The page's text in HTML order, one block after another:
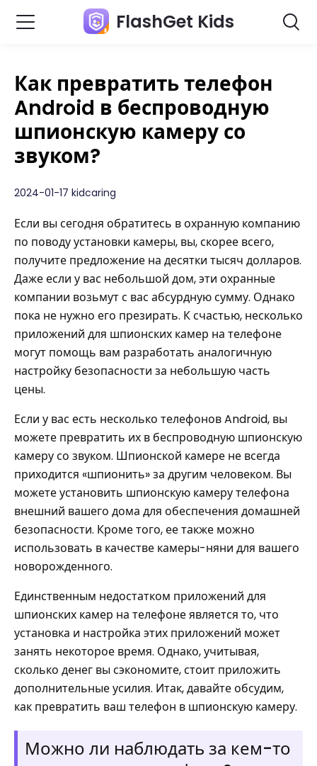
FlashGet Kids
Как превратить телефон
Android в беспроводную
шпионскую камеру со
звуком?
2024-01-17 kidcaring
Если вы сегодня обратитесь в охранную компанию
по поводу установки камеры, вы, скорее всего,
получите предложение на десятки тысяч долларов.
Даже если у вас небольшой дом, эти охранные
компании возьмут с вас абсурдную сумму. Однако
пока не нужно его презирать. К счастью, несколько
приложений для шпионских камер на телефоне
могут помощь вам разработать аналогичную
настройку безопасности за небольшую часть
цены.
Если у вас есть несколько телефонов Android, вы
можете превратить их в беспроводную шпионскую
камеру со звуком. Шпионской камере не всегда
приходится «шпионить» за другим человеком. Вы
можете установить шпионскую камеру телефона
внешний вашего дома для обеспечения домашней
безопасности. Кроме того, ее также можно
использовать в качестве камеры-няни для вашего
новорожденного.
Единственным недостатком приложений для
шпионских камер на телефоне является то, что
установка и настройка этих приложений может
занять некоторое время. Однако, учитывая,
сколько денег вы сэкономите, стоит приложить
дополнительные усилия. Итак, давайте обсудим,
как превратить ваш телефон в шпионскую камеру.
Можно ли наблюдать за кем-то